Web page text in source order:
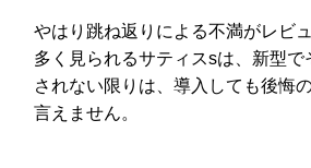
やはり跳ね返りによる不満がレビ
多く見られるサティスsは、新型で
されない限りは、導入しても後悔
言えません。